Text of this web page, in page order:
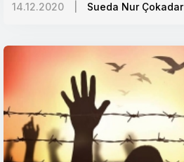
14.12.2020 Sueda Nur Çokadar